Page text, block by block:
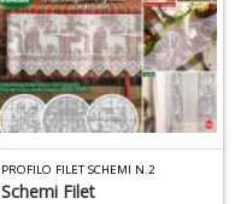
PROFILO FILET SCHEMI N.2
Schemi Filet